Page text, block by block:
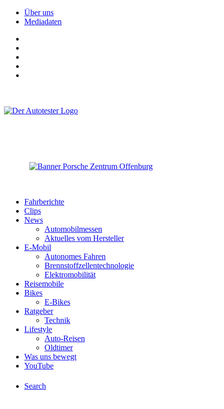
Über uns
Mediadaten
Fahrberichte
Clips
News
Automobilmessen
Aktuelles vom Hersteller
E-Mobil
Autonomes Fahren
Brennstoffzellentechnologie
Elektromobilität
Reisemobile
Bikes
E-Bikes
Ratgeber
Technik
Lifestyle
Auto-Reisen
Oldtimer
Was uns bewegt
YouTube
Search